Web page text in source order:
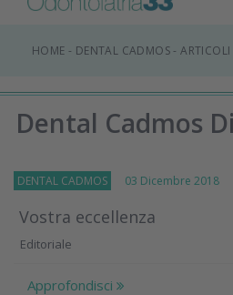
HOME - DENTAL CADMOS-ARTICOLI
Dental Cadmos
DENTAL CADMOS 03 Dicembre 2018
Vostra eccellenza
Editoriale
Approfondisci